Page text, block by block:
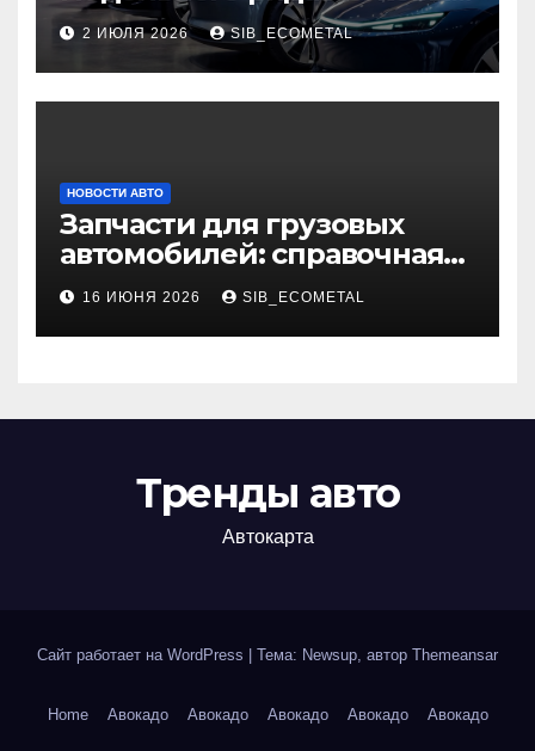
автомобилей 2026 года
2 ИЮЛЯ 2026 SIB_ECOMETAL
НОВОСТИ АВТО
Запчасти для грузовых
автомобилей: справочная
база по корейским и
японским моделям
16 ИЮНЯ 2026 SIB_ECOMETAL
Тренды авто
Автокарта
Сайт работает на WordPress | Тема: Newsup, автор Themeansar
Home Авокадо Авокадо Авокадо Авокадо Авокадо